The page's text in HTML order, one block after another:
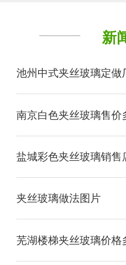
新
池州中式夹丝玻璃定做
南京白色夹丝玻璃售价
盐城彩色夹丝玻璃销售
夹丝玻璃做法图片
芜湖楼梯夹丝玻璃价格